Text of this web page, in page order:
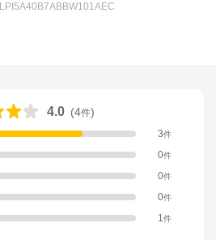
LPI5A40B7ABBW101AEC
4.0 (4件)
3件
0件
0件
0件
1件